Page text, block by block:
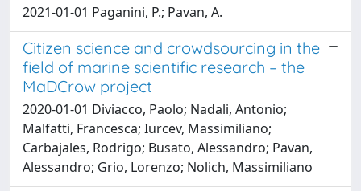
2021-01-01 Paganini, P.; Pavan, A.
Citizen science and crowdsourcing in the
field of marine scientific research – the
MaDCrow project
2020-01-01 Diviacco, Paolo; Nadali, Antonio;
Malfatti, Francesca; Iurcev, Massimiliano;
Carbajales, Rodrigo; Busato, Alessandro; Pavan,
Alessandro; Grio, Lorenzo; Nolich, Massimiliano